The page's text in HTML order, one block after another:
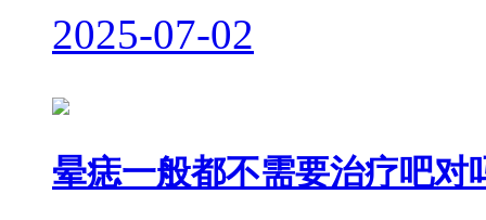
2025-07-02
晕痣一般都不需要治疗吧对